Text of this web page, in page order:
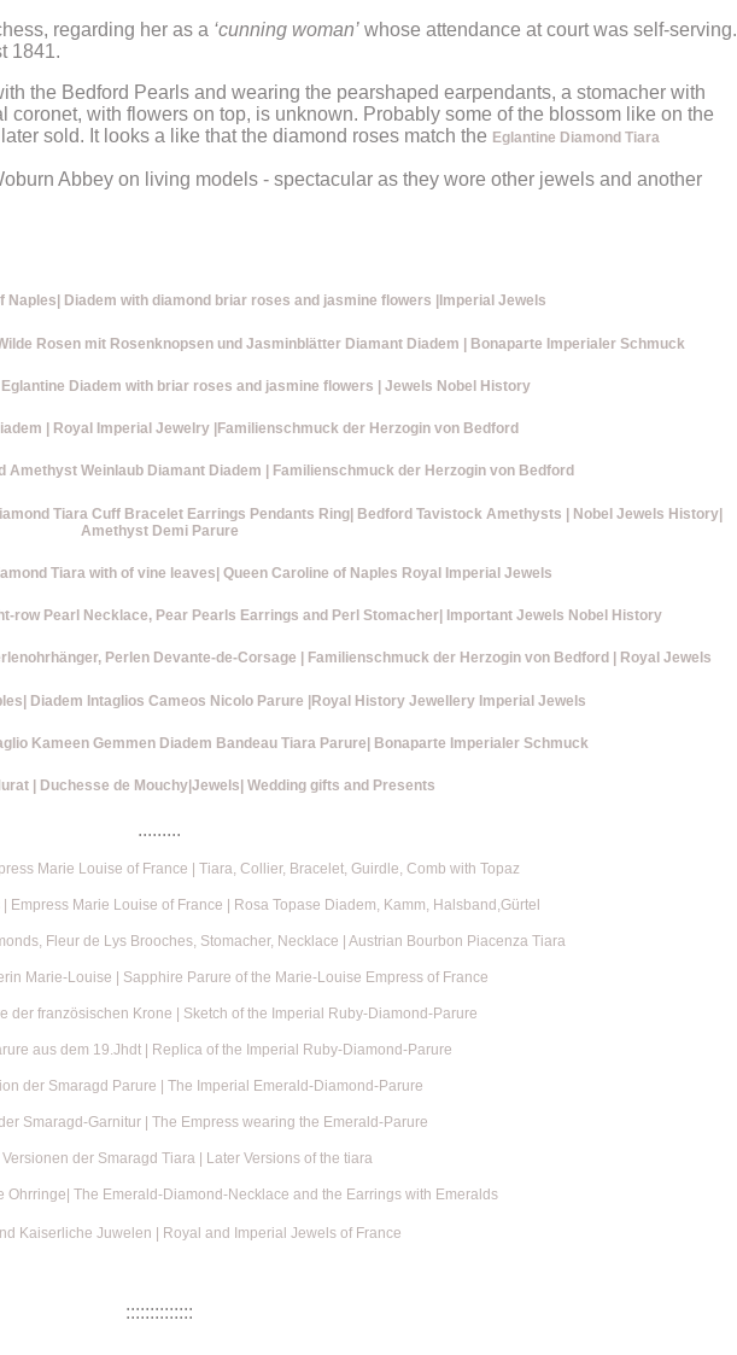
regarding her as a ‘cunning woman’ whose attendance at court was self-serving.
1841.
the Bedford Pearls and wearing the pearshaped earpendants, a stomacher with
with flowers on top, is unknown. Probably some of the blossom like on the
sold. It looks a like that the diamond roses match the Eglantine Diamond Tiara
Abbey on living models - spectacular as they wore other jewels and another
Naples| Diadem with diamond briar roses and jasmine flowers |Imperial Jewels
Rosen mit Rosenknopsen und Jasminblätter Diamant Diadem | Bonaparte Imperialer Schmuck
Diadem with briar roses and jasmine flowers | Jewels Nobel History
| Royal Imperial Jewelry |Familienschmuck der Herzogin von Bedford
Amethyst Weinlaub Diamant Diadem | Familienschmuck der Herzogin von Bedford
Tiara Cuff Bracelet Earrings Pendants Ring| Bedford Tavistock Amethysts | Nobel Jewels History|
Amethyst Demi Parure
Tiara with of vine leaves| Queen Caroline of Naples Royal Imperial Jewels
row Pearl Necklace, Pear Pearls Earrings and Perl Stomacher| Important Jewels Nobel History
Perlen Devante-de-Corsage | Familienschmuck der Herzogin von Bedford | Royal Jewels
Diadem Intaglios Cameos Nicolo Parure |Royal History Jewellery Imperial Jewels
Kameen Gemmen Diadem Bandeau Tiara Parure| Bonaparte Imperialer Schmuck
| Duchesse de Mouchy|Jewels| Wedding gifts and Presents
.........
Marie Louise of France | Tiara, Collier, Bracelet, Guirdle, Comb with Topaz
Empress Marie Louise of France | Rosa Topase Diadem, Kamm, Halsband,Gürtel
Fleur de Lys Brooches, Stomacher, Necklace | Austrian Bourbon Piacenza Tiara
Marie-Louise | Sapphire Parure of the Marie-Louise Empress of France
der französischen Krone | Sketch of the Imperial Ruby-Diamond-Parure
aus dem 19.Jhdt | Replica of the Imperial Ruby-Diamond-Parure
der Smaragd Parure | The Imperial Emerald-Diamond-Parure
Smaragd-Garnitur | The Empress wearing the Emerald-Parure
der Smaragd Tiara | Later Versions of the tiara
Ohrringe| The Emerald-Diamond-Necklace and the Earrings with Emeralds
Kaiserliche Juwelen | Royal and Imperial Jewels of France
::::::::::::::